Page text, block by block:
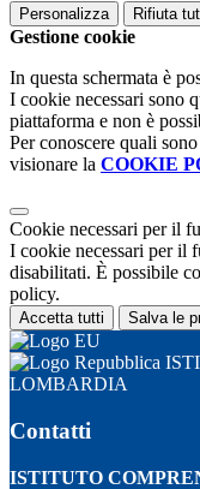
Personalizza Rifiuta
Gestione cookie
In questa schermata è
I cookie necessari sono
piattaforma e non è
Per conoscere quali
visionare la COOKIE
Cookie necessari per il
I cookie necessari per il
disabilitati. È possibile
policy.
Accetta tutti Salva le
LOMBARDIA
Contatti
ISTITUTO